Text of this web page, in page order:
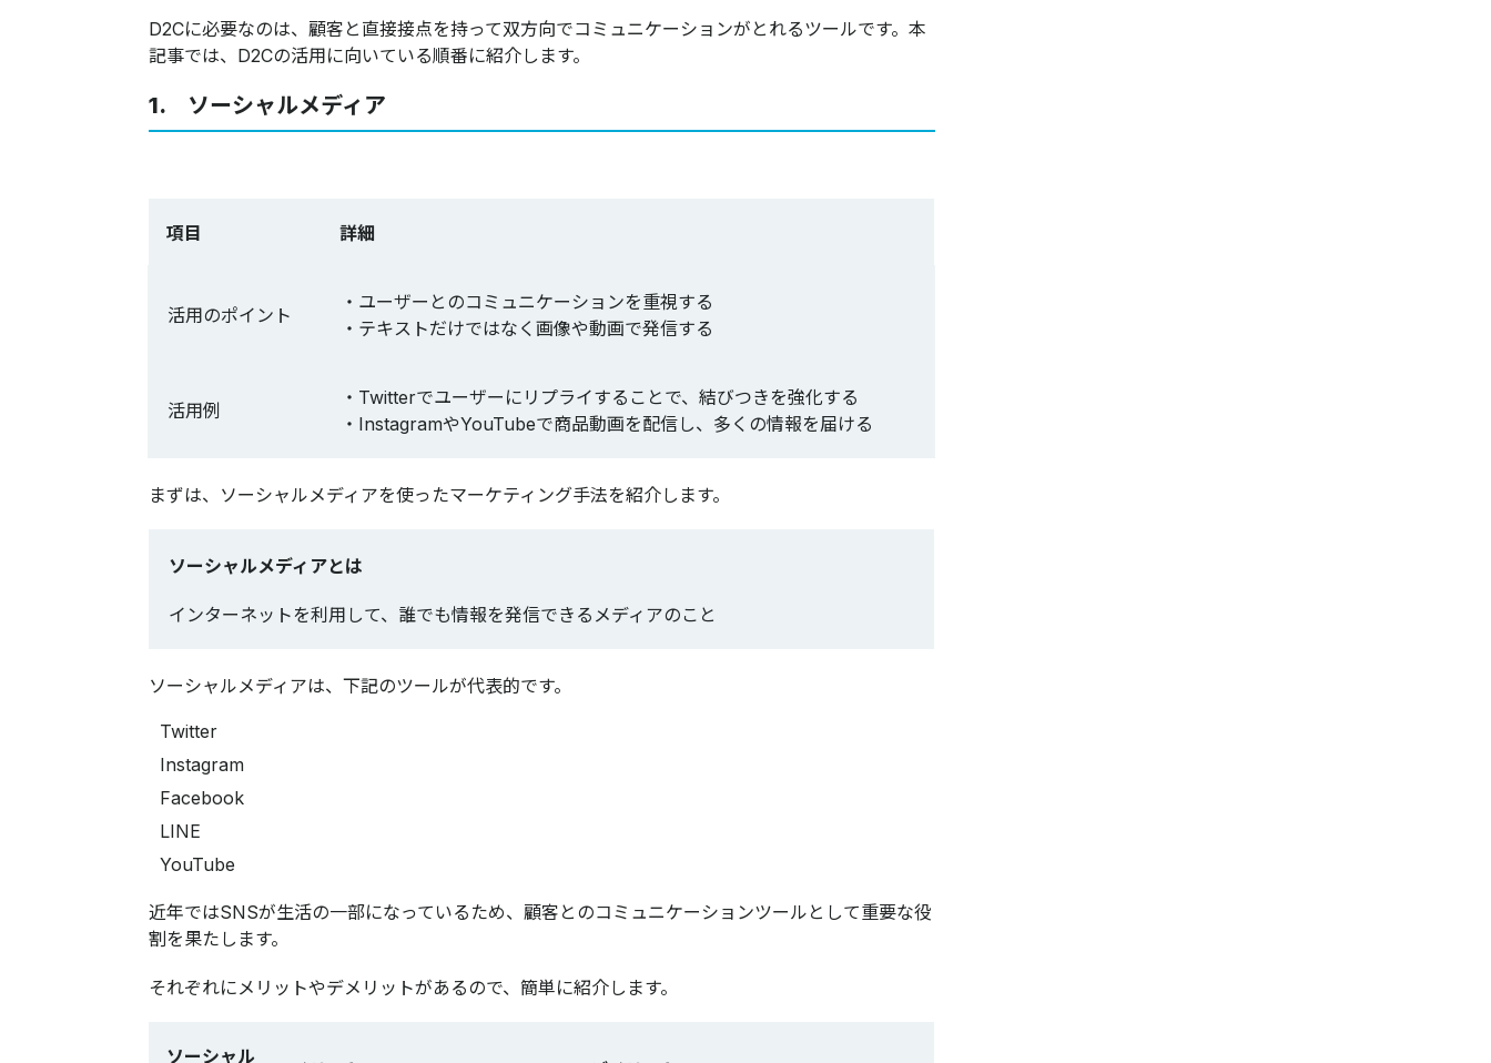
D2Cに必要なのは、顧客と直接接点を持って双方向でコミュニケーションがとれるツールです。本
記事では、D2Cの活用に向いている順番に紹介します。
1. ソーシャルメディア
項目 詳細
活用のポイント
・ユーザーとのコミュニケーションを重視する
・テキストだけではなく画像や動画で発信する
活用例
・Twitterでユーザーにリプライすることで、結びつきを強化する
・InstagramやYouTubeで商品動画を配信し、多くの情報を届ける
まずは、ソーシャルメディアを使ったマーケティング手法を紹介します。
ソーシャルメディアとは
インターネットを利用して、誰でも情報を発信できるメディアのこと
ソーシャルメディアは、下記のツールが代表的です。
Twitter
Instagram
Facebook
LINE
YouTube
近年ではSNSが生活の一部になっているため、顧客とのコミュニケーションツールとして重要な役
割を果たします。
それぞれにメリットやデメリットがあるので、簡単に紹介します。
ソーシャル